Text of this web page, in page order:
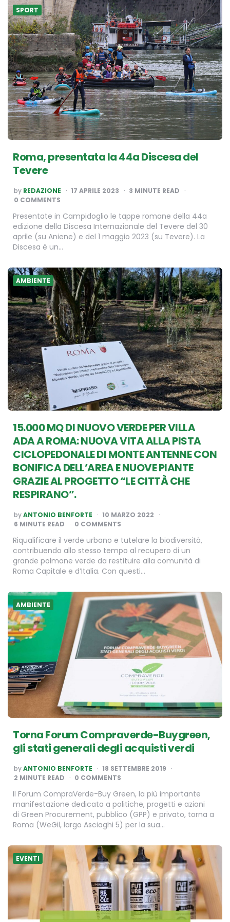
SPORT
Roma, presentata la 44a Discesa del
Tevere
POSTED
BY
by REDAZIONE 17 APRILE 2023 3 MINUTE READ
0 COMMENTS
Presentate in Campidoglio le tappe romane della 44a
edizione della Discesa Internazionale del Tevere del 30
aprile (su Aniene) e del 1 maggio 2023 (su Tevere). La
Discesa è un…
AMBIENTE
15.000 MQ DI NUOVO VERDE PER VILLA
ADA A ROMA: NUOVA VITA ALLA PISTA
CICLOPEDONALE DI MONTE ANTENNE CON
BONIFICA DELL’AREA E NUOVE PIANTE
GRAZIE AL PROGETTO “LE CITTÀ CHE
RESPIRANO”.
POSTED
BY
byANTONIO BENFORTE
10 MARZO 2022
6 MINUTE READ 0 COMMENTS
Riqualificare il verde urbano e tutelare la biodiversità,
contribuendo allo stesso tempo al recupero di un
grande polmone verde da restituire alla comunità di
Roma Capitale e d’Italia. Con questi…
AMBIENTE
Torna Forum Compraverde-Buygreen,
gli stati generali degli acquisti verdi
POSTED
BY
byANTONIO BENFORTE
18 SETTEMBRE 2019
2 MINUTE READ 0 COMMENTS
Il Forum CompraVerde-Buy Green, la più importante
manifestazione dedicata a politiche, progetti e azioni
di Green Procurement, pubblico (GPP) e privato, torna a
Roma (WeGil, largo Asciaghi 5) per la sua…
EVENTI